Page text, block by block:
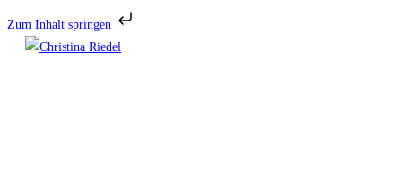
Zum Inhalt springen
Zum